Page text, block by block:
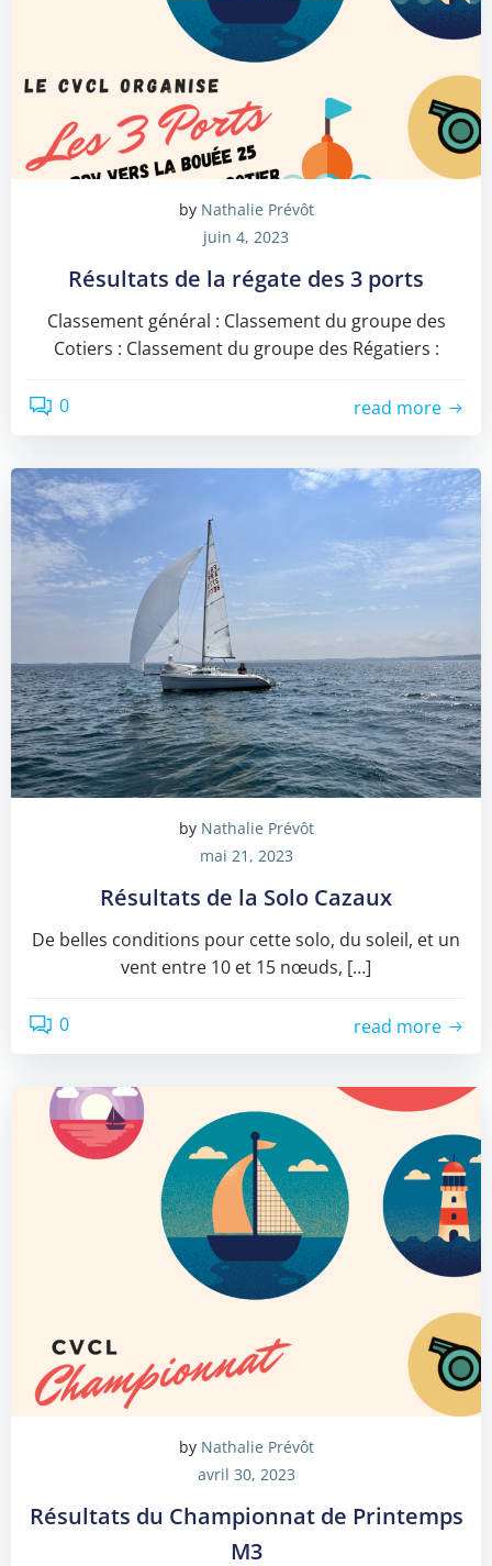
by Nathalie Prévôt
juin 4, 2023
Résultats de la régate des 3 ports
Classement général : Classement du groupe des
Cotiers : Classement du groupe des Régatiers :
0 read more
by Nathalie Prévôt
mai 21, 2023
Résultats de la Solo Cazaux
De belles conditions pour cette solo, du soleil, et un
vent entre 10 et 15 nœuds, […]
0 read more
by Nathalie Prévôt
avril 30, 2023
Résultats du Championnat de Printemps
M3